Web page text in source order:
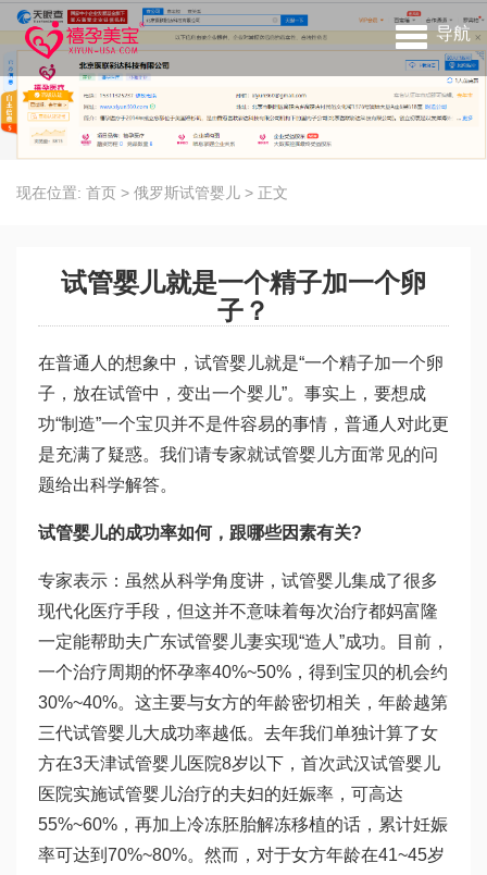
导航
现在位置: 首页 > 俄罗斯试管婴儿 > 正文
试管婴儿就是一个精子加一个卵
子？
在普通人的想象中，试管婴儿就是“一个精子加一个卵
子，放在试管中，变出一个婴儿”。事实上，要想成
功“制造”一个宝贝并不是件容易的事情，普通人对此更
是充满了疑惑。我们请专家就试管婴儿方面常见的问
题给出科学解答。
试管婴儿的成功率如何，跟哪些因素有关?
专家表示：虽然从科学角度讲，试管婴儿集成了很多
现代化医疗手段，但这并不意味着每次治疗都妈富隆
一定能帮助夫广东试管婴儿妻实现“造人”成功。目前，
一个治疗周期的怀孕率40%~50%，得到宝贝的机会约
30%~40%。这主要与女方的年龄密切相关，年龄越第
三代试管婴儿大成功率越低。去年我们单独计算了女
方在3天津试管婴儿医院8岁以下，首次武汉试管婴儿
医院实施试管婴儿治疗的夫妇的妊娠率，可高达
55%~60%，再加上冷冻胚胎解冻移植的话，累计妊娠
率可达到70%~80%。然而，对于女方年龄在41~45岁